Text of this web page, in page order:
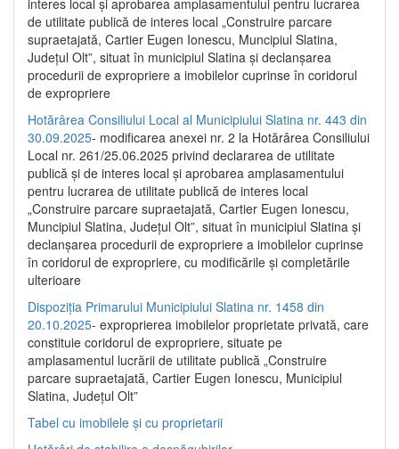
de utilitate publică de interes local „Construire parcare
supraetajată, Cartier Eugen Ionescu, Muncipiul Slatina,
Județul Olt”, situat în municipiul Slatina și declanșarea
procedurii de expropriere a imobilelor cuprinse în coridorul
de expropriere
Hotărârea Consiliului Local al Municipiului Slatina nr. 443 din
30.09.2025- modificarea anexei nr. 2 la Hotărârea Consiliului
Local nr. 261/25.06.2025 privind declararea de utilitate
publică şi de interes local şi aprobarea amplasamentului
pentru lucrarea de utilitate publică de interes local
„Construire parcare supraetajată, Cartier Eugen Ionescu,
Muncipiul Slatina, Judeţul Olt”, situat în municipiul Slatina şi
declanşarea procedurii de expropriere a imobilelor cuprinse
în coridorul de expropriere, cu modificările şi completările
ulterioare
Dispoziția Primarului Municipiului Slatina nr. 1458 din
20.10.2025- exproprierea imobilelor proprietate privată, care
constituie coridorul de expropriere, situate pe
amplasamentul lucrării de utilitate publică „Construire
parcare supraetajată, Cartier Eugen Ionescu, Municipiul
Slatina, Județul Olt”
Tabel cu imobilele și cu proprietarii